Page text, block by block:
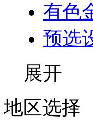
有色
预选
展开
地区选择